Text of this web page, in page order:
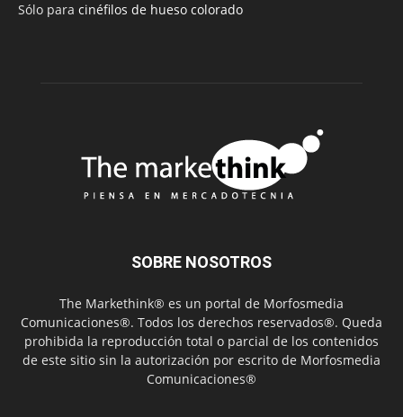
Sólo para cinéfilos de hueso colorado
SOBRE NOSOTROS
The Markethink® es un portal de Morfosmedia
Comunicaciones®. Todos los derechos reservados®. Queda
prohibida la reproducción total o parcial de los contenidos
de este sitio sin la autorización por escrito de Morfosmedia
Comunicaciones®